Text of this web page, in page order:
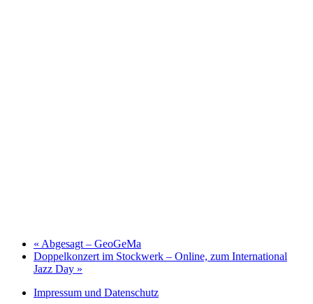
« Abgesagt – GeoGeMa
Doppelkonzert im Stockwerk – Online, zum International
Jazz Day »
Impressum und Datenschutz